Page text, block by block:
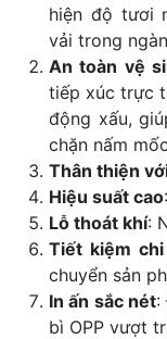
hiện độ tươi
vải trong
An toàn vệ
tiếp xúc trực
động xấu,
chặn nấm
Thân thiện
Hiệu suất cao
Lỗ thoát khí:
Tiết kiệm
chuyển sản
In ấn sắc nét:
bì OPP vượt